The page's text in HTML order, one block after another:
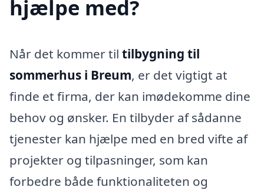
hjælpe med?
Når det kommer til tilbygning til
sommerhus i Breum, er det vigtigt at
finde et firma, der kan imødekomme dine
behov og ønsker. En tilbyder af sådanne
tjenester kan hjælpe med en bred vifte af
projekter og tilpasninger, som kan
forbedre både funktionaliteten og